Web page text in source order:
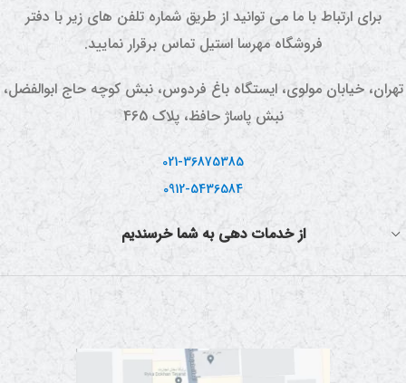
فروشگاه های مواد غذایی، گلاب و
عرقیات خود را از این طریق تولید
می کنند.
درجه فشار و دما نیز می باشد.
برای ارتباط با ما می توانید از طریق شماره تلفن های زیر با دفتر
فروشگاه مهرسا استیل تماس برقرار نمایید.
تهران، خیابان مولوی، ایستگاه باغ فردوس، نبش کوچه حاج ابوالفضل،
نبش پاساژ حافظ، پلاک 465
021-36875385
0912-5436584
از خدمات دهی به شما خرسندیم